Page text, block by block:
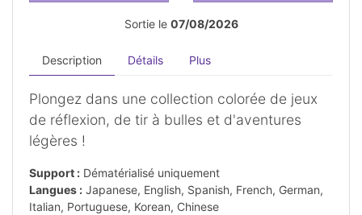
Sortie le 07/08/2026
Description Détails Plus
Plongez dans une collection colorée de jeux
de réflexion, de tir à bulles et d'aventures
légères !
Support : Dématérialisé uniquement
Langues : Japanese, English, Spanish, French, German,
Italian, Portuguese, Korean, Chinese